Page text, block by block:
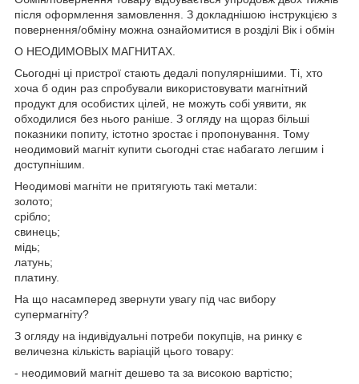
після оформлення замовлення. З докладнішою інструкцією з
повернення/обміну можна ознайомитися в розділі Вік і обмін
О НЕОДИМОВЫХ МАГНИТАХ.
Сьогодні ці пристрої стають дедалі популярнішими. Ті, хто
хоча б один раз спробували використовувати магнітний
продукт для особистих цілей, не можуть собі уявити, як
обходилися без нього раніше. З огляду на щораз більші
показники попиту, істотно зростає і пропонування. Тому
неодимовий магніт купити сьогодні стає набагато легшим і
доступнішим.
Неодимові магніти не притягують такі метали:
золото;
срібло;
свинець;
мідь;
латунь;
платину.
На що насамперед звернути увагу під час вибору
супермагніту?
З огляду на індивідуальні потреби покупців, на ринку є
величезна кількість варіацій цього товару:
- неодимовий магніт дешево та за високою вартістю;